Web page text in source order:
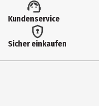
Kundenservice
Sicher einkaufen